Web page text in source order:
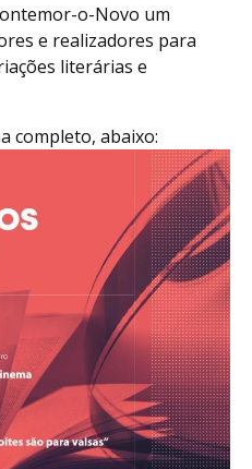
o-Novo um
e realizadores para
literárias e
completo, abaixo: